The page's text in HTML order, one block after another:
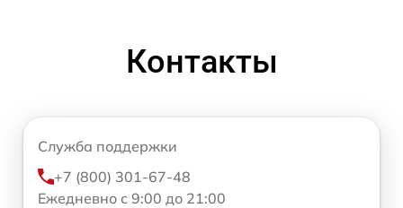
Контакты
Служба поддержки
+7 (800) 301-67-48
Ежедневно с 9:00 до 21:00